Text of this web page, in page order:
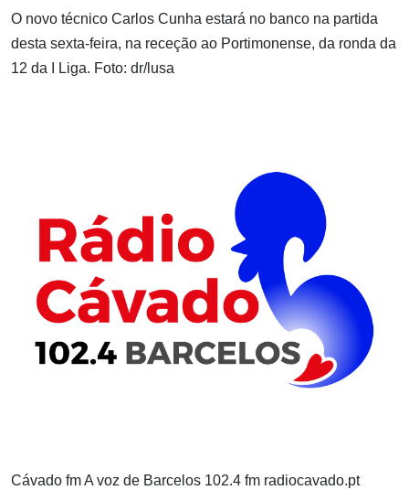
O novo técnico Carlos Cunha estará no banco na partida
desta sexta-feira, na receção ao Portimonense, da ronda da
12 da I Liga. Foto: dr/lusa
Cávado fm A voz de Barcelos 102.4 fm radiocavado.pt